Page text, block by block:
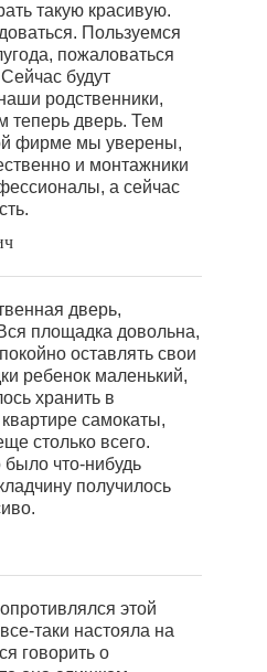
такую красивую.
Пользуемся
пожаловаться
будут
родственники,
теперь дверь. Тем
фирме мы уверены,
и монтажники
а сейчас
дверь,
площадка довольна,
оставлять свои
ребенок маленький,
хранить в
самокаты,
столько всего.
что-нибудь
получилось
этой
таки настояла на
говорить о